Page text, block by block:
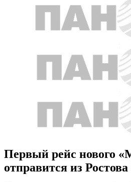
Первый рейс нового
отправится из